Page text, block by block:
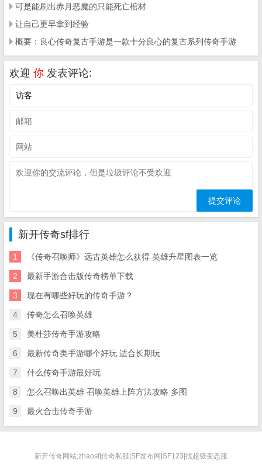
可是能刷出赤月恶魔的只能死亡棺材
让自己更早拿到经验
概要：良心传奇复古手游是一款十分良心的复古系列传奇手游
欢迎 你 发表评论:
新开传奇sf排行
1 《传奇召唤师》远古英雄怎么获得 英雄升星图表一览
2 最新手游合击版传奇榜单下载
3 现在有哪些好玩的传奇手游？
4 传奇怎么召唤英雄
5 美杜莎传奇手游攻略
6 最新传奇类手游哪个好玩 适合长期玩
7 什么传奇手游最好玩
8 怎么召唤出英雄 召唤英雄上阵方法攻略 多图
9 最火合击传奇手游
新开传奇网站,zhaosf|传奇私服|SF发布网|SF123|找超级变态服